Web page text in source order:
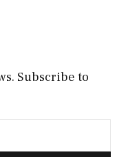
Subscribe to